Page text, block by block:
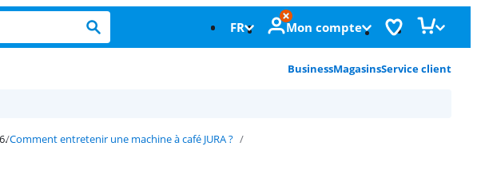
FR Mon compte
BusinessMagasinsService client
Comment entretenir une machine à café JURA ?